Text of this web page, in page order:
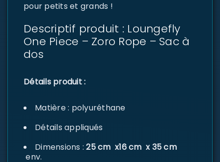
pour petits et grands !
Descriptif produit : Loungefly
One Piece – Zoro Rope – Sac à
dos
Détails produit :
Matière : polyuréthane
Détails appliqués
Dimensions :25cm x16 cm x 35 cm
env.